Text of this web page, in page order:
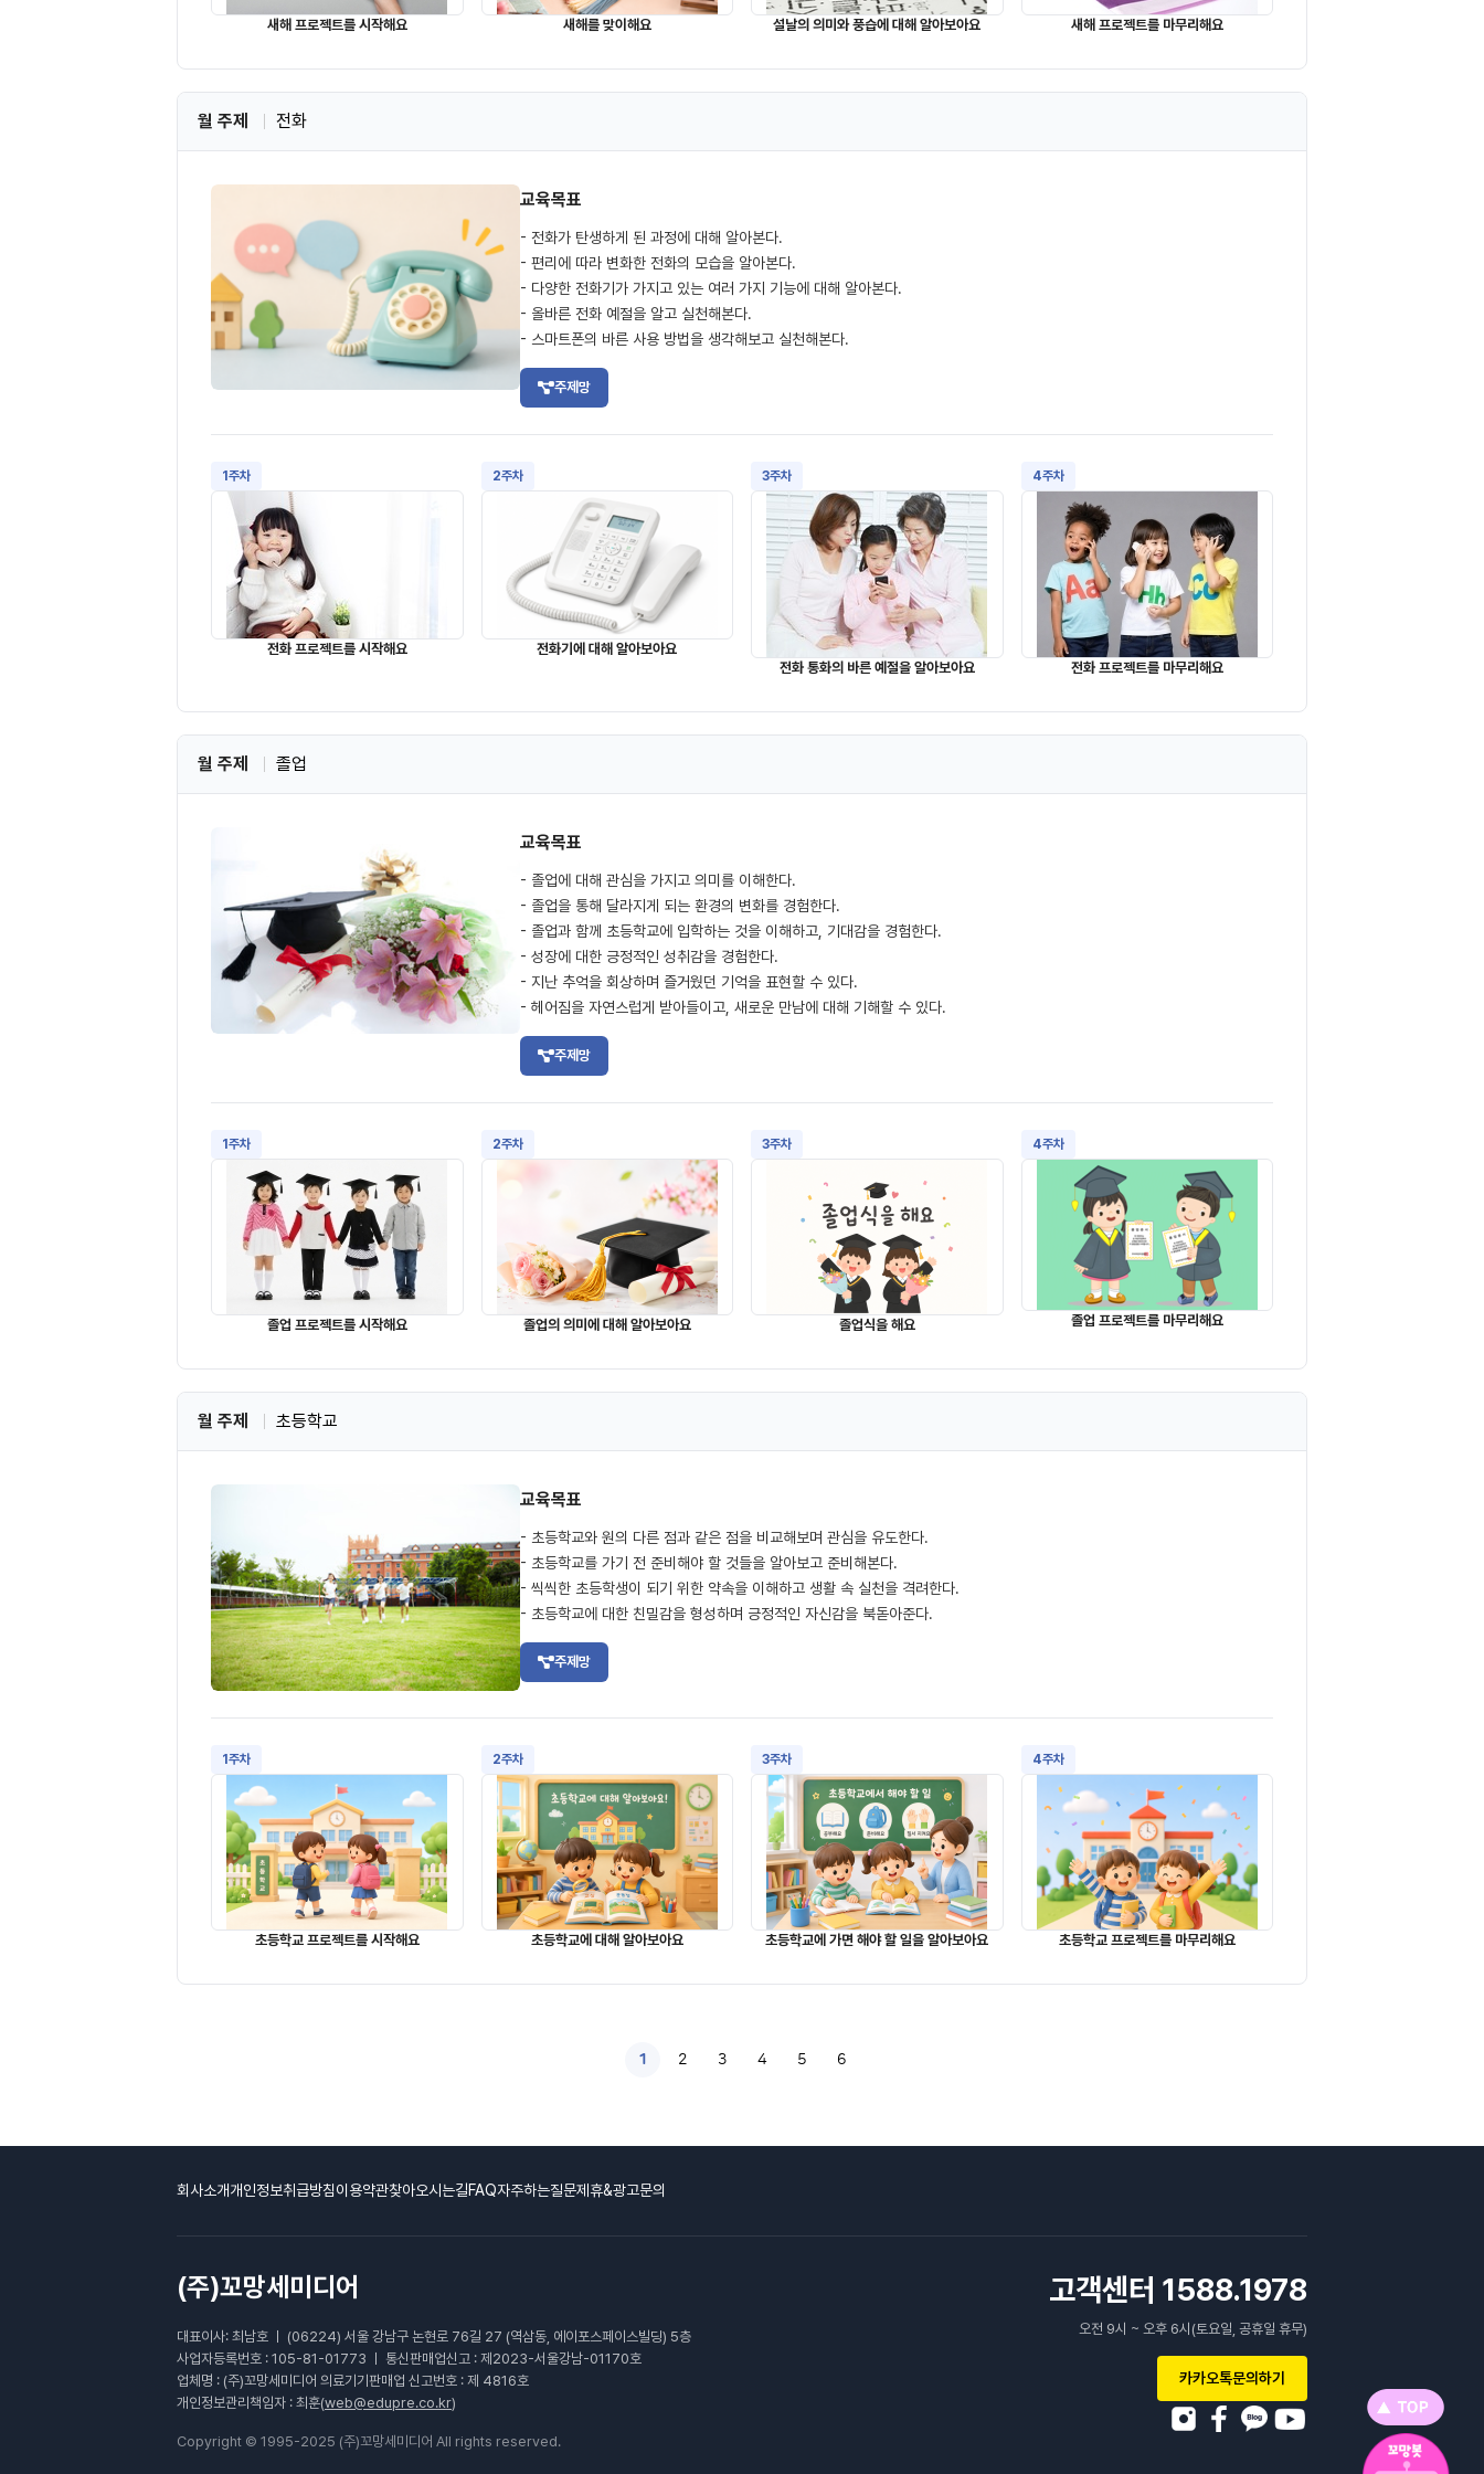
새해 프로젝트를 시작해요 새해를 맞이해요 설날의 의미와 풍습에 대해 알아보아요 새해 프로젝트를 마무리해요
월 주제 전화
교육목표
- 전화가 탄생하게 된 과정에 대해 알아본다.
- 편리에 따라 변화한 전화의 모습을 알아본다.
- 다양한 전화기가 가지고 있는 여러 가지 기능에 대해 알아본다.
- 올바른 전화 예절을 알고 실천해본다.
- 스마트폰의 바른 사용 방법을 생각해보고 실천해본다.
주제망
1주차
전화 프로젝트를 시작해요
2주차
전화기에 대해 알아보아요
3주차
전화 통화의 바른 예절을 알아보아요
4주차
전화 프로젝트를 마무리해요
월 주제 졸업
교육목표
- 졸업에 대해 관심을 가지고 의미를 이해한다.
- 졸업을 통해 달라지게 되는 환경의 변화를 경험한다.
- 졸업과 함께 초등학교에 입학하는 것을 이해하고, 기대감을 경험한다.
- 성장에 대한 긍정적인 성취감을 경험한다.
- 지난 추억을 회상하며 즐거웠던 기억을 표현할 수 있다.
- 헤어짐을 자연스럽게 받아들이고, 새로운 만남에 대해 기해할 수 있다.
주제망
1주차
졸업 프로젝트를 시작해요
2주차
졸업의 의미에 대해 알아보아요
3주차
졸업식을 해요
4주차
졸업 프로젝트를 마무리해요
월 주제 초등학교
교육목표
- 초등학교와 원의 다른 점과 같은 점을 비교해보며 관심을 유도한다.
- 초등학교를 가기 전 준비해야 할 것들을 알아보고 준비해본다.
- 씩씩한 초등학생이 되기 위한 약속을 이해하고 생활 속 실천을 격려한다.
- 초등학교에 대한 친밀감을 형성하며 긍정적인 자신감을 북돋아준다.
주제망
1주차
초등학교 프로젝트를 시작해요
2주차
초등학교에 대해 알아보아요
3주차
초등학교에 가면 해야 할 일을 알아보아요
4주차
초등학교 프로젝트를 마무리해요
1 2 3 4 5 6
회사소개개인정보취급방침이용약관찾아오시는길FAQ자주하는질문제휴&광고문의
(주)꼬망세미디어
대표이사: 최남호 ㅣ (06224) 서울 강남구 논현로 76길 27 (역삼동, 에이포스페이스빌딩) 5층
사업자등록번호 : 105-81-01773 ㅣ 통신판매업신고 : 제2023-서울강남-01170호
업체명 : (주)꼬망세미디어 의료기기판매업 신고번호 : 제 4816호
개인정보관리책임자 : 최훈(web@edupre.co.kr)
Copyright © 1995-2025 (주)꼬망세미디어 All rights reserved.
고객센터 1588.1978
오전 9시 ~ 오후 6시(토요일, 공휴일 휴무)
카카오톡문의하기